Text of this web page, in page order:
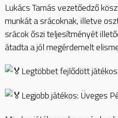
Lukács Tamás vezetőedző
munkát a srácoknak, illetve
srácok őszi teljesítményét
átadta a jól megérdemelt
Legtöbbet fejlődött
Legjobb játékos: Üveges